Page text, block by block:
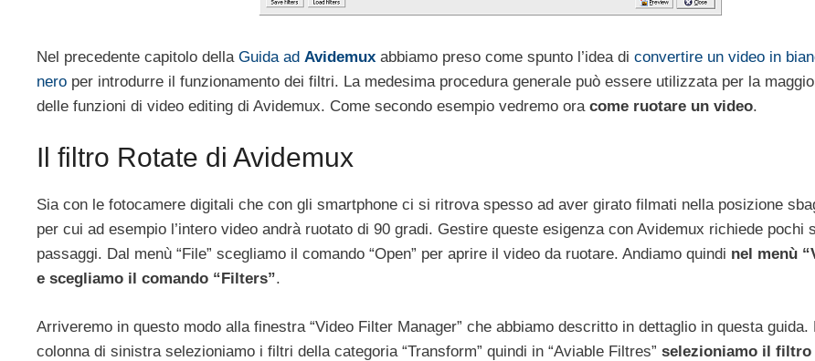
Nel precedente capitolo della Guida ad Avidemux abbiamo preso come spunto l’idea di convertire un video in
nero per introdurre il funzionamento dei filtri. La medesima procedura generale può essere utilizzata per la
delle funzioni di video editing di Avidemux. Come secondo esempio vedremo ora come ruotare un video.
Il filtro Rotate di Avidemux
Sia con le fotocamere digitali che con gli smartphone ci si ritrova spesso ad aver girato filmati nella posizione
per cui ad esempio l’intero video andrà ruotato di 90 gradi. Gestire queste esigenza con Avidemux richiede pochi
passaggi. Dal menù “File” scegliamo il comando “Open” per aprire il video da ruotare. Andiamo quindi nel menù
e scegliamo il comando “Filters”.
Arriveremo in questo modo alla finestra “Video Filter Manager” che abbiamo descritto in dettaglio in questa guida.
colonna di sinistra selezioniamo i filtri della categoria “Transform” quindi in “Aviable Filtres” selezioniamo il filtro